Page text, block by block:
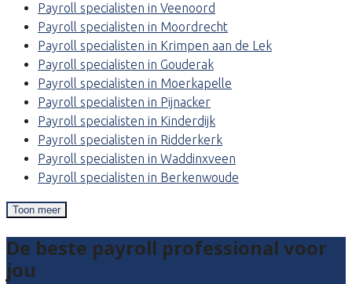
Payroll specialisten in Veenoord
Payroll specialisten in Moordrecht
Payroll specialisten in Krimpen aan de Lek
Payroll specialisten in Gouderak
Payroll specialisten in Moerkapelle
Payroll specialisten in Pijnacker
Payroll specialisten in Kinderdijk
Payroll specialisten in Ridderkerk
Payroll specialisten in Waddinxveen
Payroll specialisten in Berkenwoude
Toon meer
De beste payroll professional voor
jou